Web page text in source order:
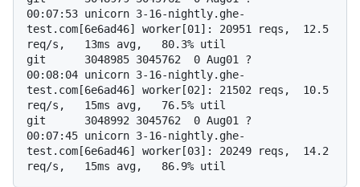
00:07:53 unicorn 3-16-nightly.ghe-
test.com[6e6ad46] worker[01]: 20951 reqs,  12.5
req/s,   13ms avg,   80.3% util
git      3048985 3045762  0 Aug01 ?
00:08:04 unicorn 3-16-nightly.ghe-
test.com[6e6ad46] worker[02]: 21502 reqs,  10.5
req/s,   15ms avg,   76.5% util
git      3048992 3045762  0 Aug01 ?
00:07:45 unicorn 3-16-nightly.ghe-
test.com[6e6ad46] worker[03]: 20249 reqs,  14.2